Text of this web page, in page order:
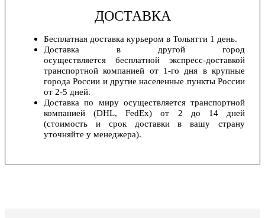
ДОСТАВКА
Бесплатная доставка курьером в Тольятти 1 день.
Доставка в другой город
осуществляется бесплатной экспресс-доставкой
транспортной компанией от 1-го дня в крупные
города России и другие населенные пункты России
от 2-5 дней.
Доставка по миру осуществляется транспортной
компанией (DHL, FedEx) от 2 до 14 дней
(стоимость и срок доставки в вашу страну
уточняйте у менеджера).